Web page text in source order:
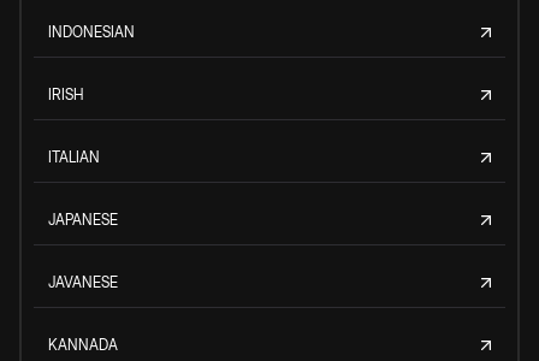
INDONESIAN
IRISH
ITALIAN
JAPANESE
JAVANESE
KANNADA